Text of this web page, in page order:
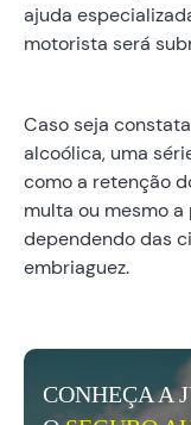
ajuda
motorista será
Caso seja
alcoólica, uma
como a retenção
multa ou mesmo
dependendo das
embriaguez.
CONHEÇA A